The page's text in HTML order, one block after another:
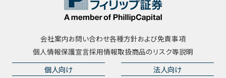
会社案内お問い合わせ各種方針および免責事項
個人情報保護宣言採用情報取扱商品のリスク等説明
個人向け 法人向け